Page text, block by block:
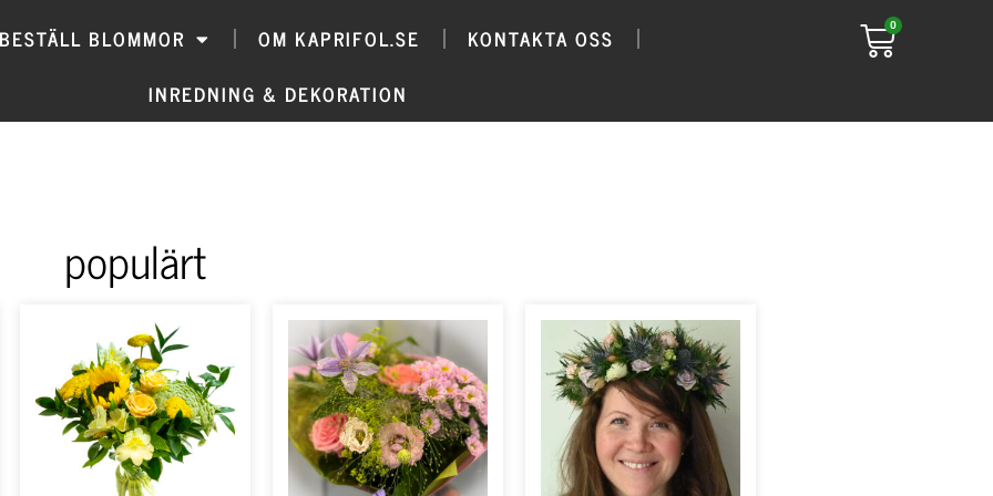
BESTÄLL BLOMMOR OM KAPRIFOL.SE
KONTAKTA OSS
INREDNING & DEKORATION
0
populärt